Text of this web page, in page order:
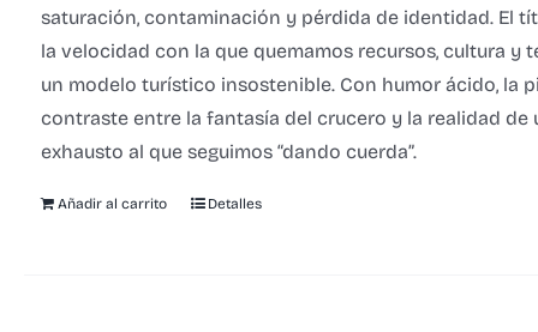
saturación, contaminación y pérdida de identidad. El
la velocidad con la que quemamos recursos, cultura y
un modelo turístico insostenible. Con humor ácido, la
contraste entre la fantasía del crucero y la realidad de
exhausto al que seguimos “dando cuerda”.
Añadir al carrito Detalles